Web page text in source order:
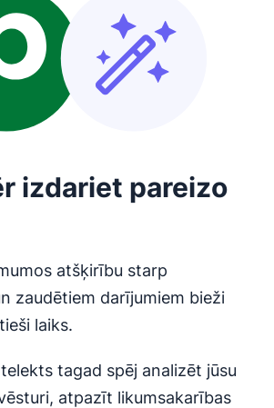
izdariet pareizo
atšķirību starp
zaudētiem darījumiem bieži
laiks.
tagad spēj analizēt jūsu
atpazīt likumsakarības